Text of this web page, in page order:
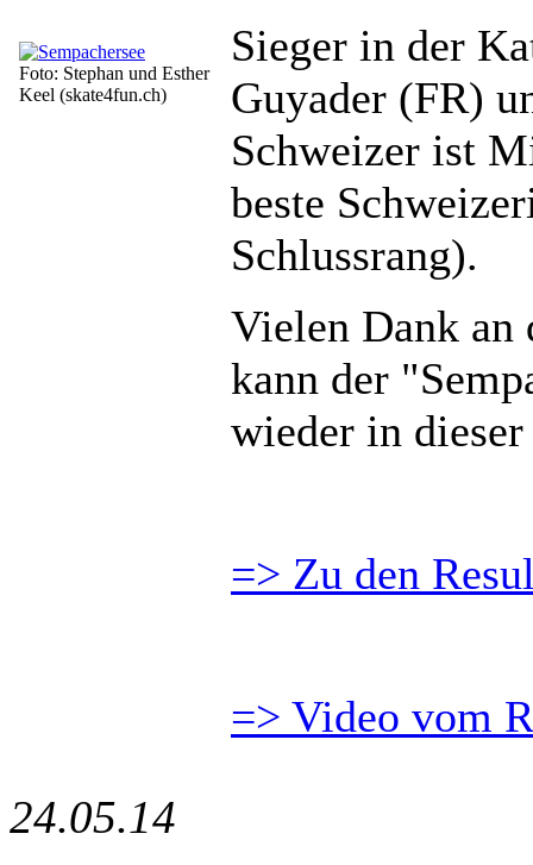
Foto: Stephan und Esther
Keel (skate4fun.ch)
Sieger in der
Guyader (FR)
Schweizer ist
beste
Schlussrang).
Vielen Dank
kann der
wieder in
=> Zu den
=> Video vom
24.05.14